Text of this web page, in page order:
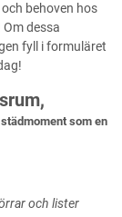
behoven hos
dessa
fyll i formuläret
som en
och lister